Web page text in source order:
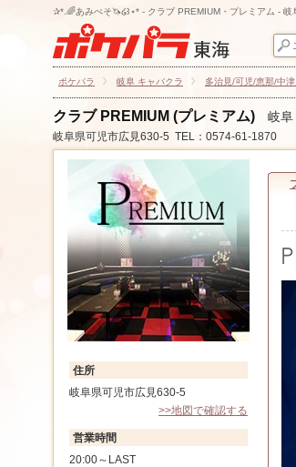
✰*.🌈あみぺそ🦄໒꒱⋆* - クラブ PREMIUM・プレミアム - 岐
ポケパラ 岐阜 キャバクラ 多治見/可児/恵那/中
クラブ PREMIUM (プレミアム) 岐阜
岐阜県可児市広見630-5 TEL：0574-61-1870
住所
岐阜県可児市広見630-5
>>地図で確認する
営業時間
20:00～LAST